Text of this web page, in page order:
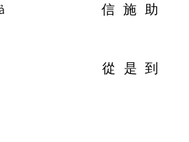
giả 信 施 助
bỉ an 從 是 到